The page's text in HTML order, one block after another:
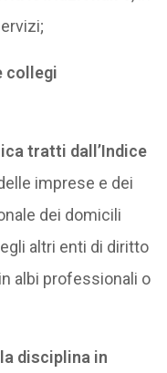
collegi
tratti dall’Indice
imprese e dei
dei domicili
altri enti di diritto
albi professionali o
disciplina in